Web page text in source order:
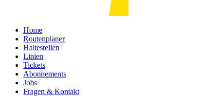
Home
Routenplaner
Haltestellen
Linien
Tickets
Abonnements
Jobs
Fragen & Kontakt